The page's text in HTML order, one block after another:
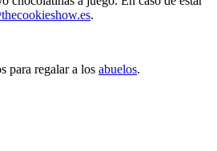
.
para regalar a los abuelos.